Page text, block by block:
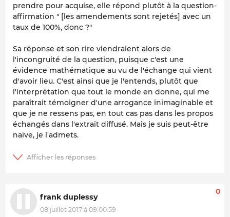
prendre pour acquise, elle répond plutôt à la question-
affirmation " [les amendements sont rejetés] avec un
taux de 100%, donc ?"
Sa réponse et son rire viendraient alors de
l'incongruité de la question, puisque c'est une
évidence mathématique au vu de l'échange qui vient
d'avoir lieu. C'est ainsi que je l'entends, plutôt que
l'interprétation que tout le monde en donne, qui me
paraîtrait témoigner d'une arrogance inimaginable et
que je ne ressens pas, en tout cas pas dans les propos
échangés dans l'extrait diffusé. Mais je suis peut-être
naïve, je l'admets.
frank duplessy
08 juillet 2017 à 09:00:59
0